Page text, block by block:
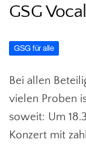
GSG
GSG für alle
Bei allen
vielen Proben
soweit: Um
Konzert mit